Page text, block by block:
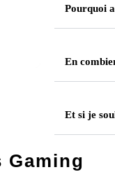
Pourquoi
En
Et si je
Gaming